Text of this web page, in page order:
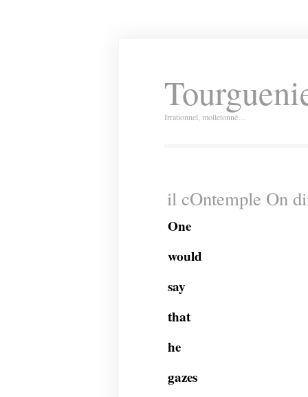
Irrationnel, molletonné…
il cOntemple On
One
would
say
that
he
gazes